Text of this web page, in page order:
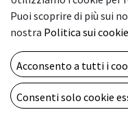
Supporti per banner,
pop-up
143,70€
Puoi scoprire di più sui
nostra Politica sui cookie
Acconsento a tutti i
Consenti solo cookie